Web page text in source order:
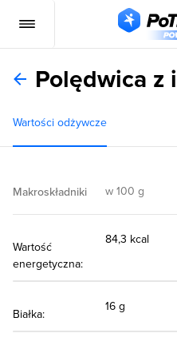
Polędwica z
Wartości odżywcze
Makroskładniki w 100 g
Wartość
energetyczna:
84,3 kcal
Białka:
16 g